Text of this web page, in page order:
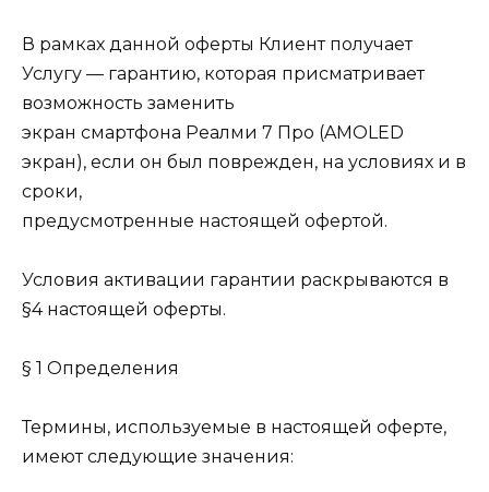
В рамках данной оферты Клиент получает
Услугу — гарантию, которая присматривает
возможность заменить
экран смартфона Реалми 7 Про (AMOLED
экран), если он был поврежден, на условиях и в
сроки,
предусмотренные настоящей офертой.
Условия активации гарантии раскрываются в
§4 настоящей оферты.
§ 1 Определения
Термины, используемые в настоящей оферте,
имеют следующие значения: